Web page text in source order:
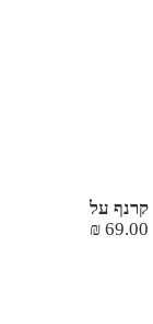
קרנף על
69.00
₪